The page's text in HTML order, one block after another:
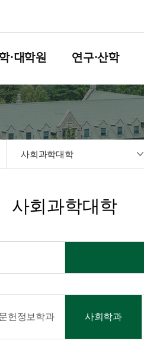
·대학원 연구·산학
사회과학대학
사회과학대학
헌정보학과 사회학과